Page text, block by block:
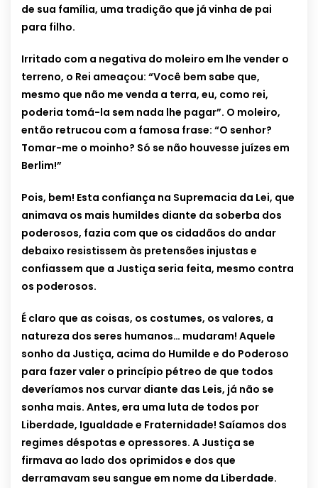
de sua família, uma tradição que já vinha de pai
para filho.
Irritado com a negativa do moleiro em lhe vender o
terreno, o Rei ameaçou: “Você bem sabe que,
mesmo que não me venda a terra, eu, como rei,
poderia tomá-la sem nada lhe pagar”. O moleiro,
então retrucou com a famosa frase: “O senhor?
Tomar-me o moinho? Só se não houvesse juízes em
Berlim!”
Pois, bem! Esta confiança na Supremacia da Lei, que
animava os mais humildes diante da soberba dos
poderosos, fazia com que os cidadãos do andar
debaixo resistissem às pretensões injustas e
confiassem que a Justiça seria feita, mesmo contra
os poderosos.
É claro que as coisas, os costumes, os valores, a
natureza dos seres humanos… mudaram! Aquele
sonho da Justiça, acima do Humilde e do Poderoso
para fazer valer o princípio pétreo de que todos
deveríamos nos curvar diante das Leis, já não se
sonha mais. Antes, era uma luta de todos por
Liberdade, Igualdade e Fraternidade! Saíamos dos
regimes déspotas e opressores. A Justiça se
firmava ao lado dos oprimidos e dos que
derramavam seu sangue em nome da Liberdade.